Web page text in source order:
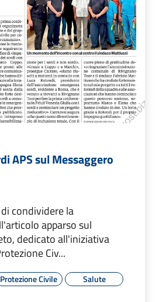
APS sul Messaggero
condividere la
apparso sul
dedicato all'iniziativa
Civ...
Protezione Civile
Salute